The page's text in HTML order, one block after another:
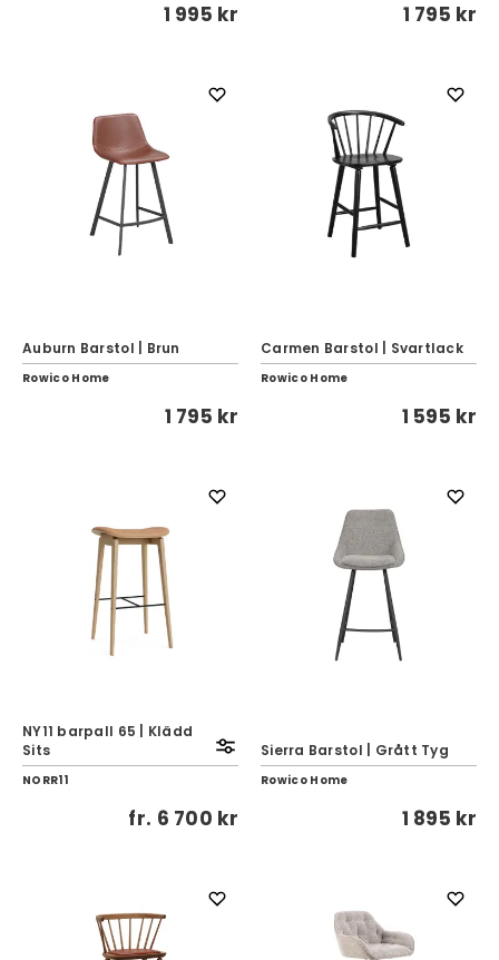
1 995 kr 1 795 kr
Auburn Barstol | Brun
Rowico Home
1 795 kr
Carmen Barstol | Svartlack
Rowico Home
1 595 kr
NY11 barpall 65 | Klädd
Sits
NORR11
fr. 6 700 kr
Sierra Barstol | Grått Tyg
Rowico Home
1 895 kr